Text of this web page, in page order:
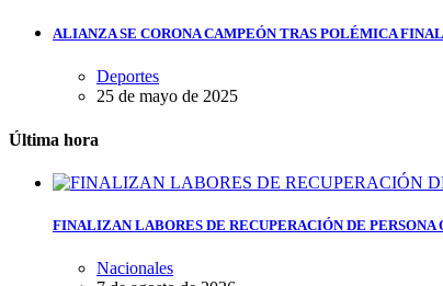
ALIANZA SE CORONA CAMPEÓN TRAS POLÉMICA
Deportes
25 de mayo de 2025
Última hora
FINALIZAN LABORES DE RECUPERACIÓN DE
Nacionales